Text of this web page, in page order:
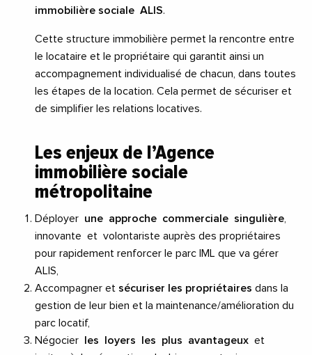
immobilière sociale ALIS.
Cette structure immobilière permet la rencontre entre
le locataire et le propriétaire qui garantit ainsi un
accompagnement individualisé de chacun, dans toutes
les étapes de la location. Cela permet de sécuriser et
de simplifier les relations locatives.
Les enjeux de l’Agence
immobilière sociale
métropolitaine
Déployer une approche commerciale singulière
innovante et volontariste auprès des propriétaires
pour rapidement renforcer le parc IML que va gérer
ALIS,
Accompagner et sécuriser les propriétaires dans la
gestion de leur bien et la maintenance/amélioration du
parc locatif,
Négocier
les loyers les plus avantageux et